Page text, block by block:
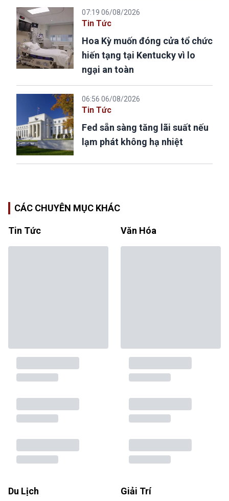
07:19 06/08/2026
Tin Tức
Hoa Kỳ muốn đóng cửa tổ chức
hiến tạng tại Kentucky vì lo
ngại an toàn
06:56 06/08/2026
Tin Tức
Fed sẵn sàng tăng lãi suất nếu
lạm phát không hạ nhiệt
CÁC CHUYÊN MỤC KHÁC
Tin Tức Văn Hóa
Du Lịch Giải Trí